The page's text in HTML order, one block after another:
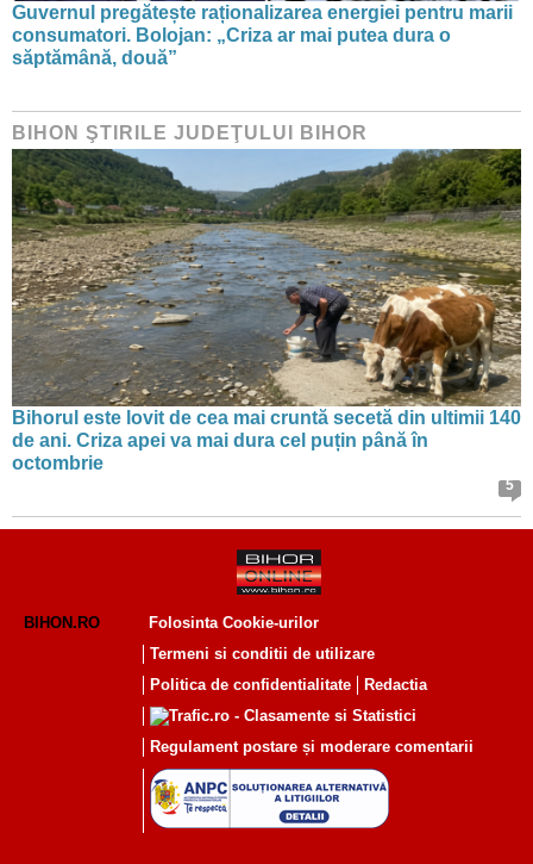
Guvernul pregătește raționalizarea energiei pentru marii
consumatori. Bolojan: „Criza ar mai putea dura o
săptămână, două”
BIHON ŞTIRILE JUDEŢULUI BIHOR
Bihorul este lovit de cea mai cruntă secetă din ultimii 140
de ani. Criza apei va mai dura cel puțin până în
octombrie
5
BIHON.RO
Folosinta Cookie-urilor
Termeni si conditii de utilizare
Politica de confidentialitate
Redactia
Regulament postare și moderare comentarii